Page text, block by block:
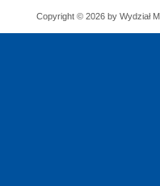
Copyright © 2026 by Wydział